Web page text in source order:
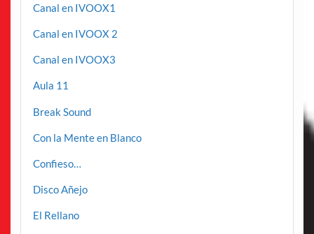
Canal en IVOOX1
Canal en IVOOX 2
Canal en IVOOX3
Aula 11
Break Sound
Con la Mente en Blanco
Confieso…
Disco Añejo
El Rellano